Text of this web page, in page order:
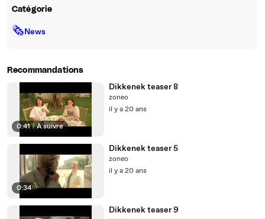
Catégorie
🗞News
Recommandations
0:41 | À suivre
Dikkenek teaser 8
zoneo
il y a 20 ans
0:34
Dikkenek teaser 5
zoneo
il y a 20 ans
Dikkenek teaser 9